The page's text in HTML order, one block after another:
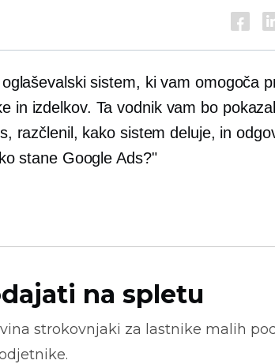
sistem, ki vam omogoča
in izdelkov. Ta vodnik vam bo
razčlenil, kako sistem deluje, in
stane Google Ads?"
na spletu
strokovnjaki za lastnike malih